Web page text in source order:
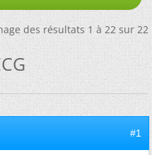
des résultats 1 à 22 sur 22
#1